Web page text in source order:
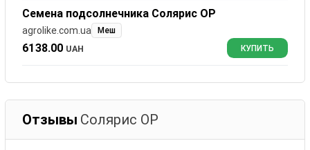
Семена подсолнечника Солярис ОР
agrolike.com.ua Меш
6138.00 UAH КУПИТЬ
Отзывы Солярис ОР